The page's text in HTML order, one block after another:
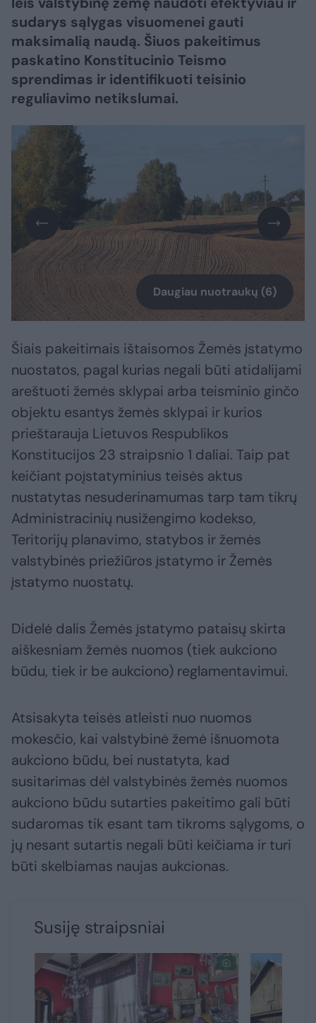
sudarys sąlygas visuomenei gauti
maksimalią naudą. Šiuos pakeitimus
paskatino Konstitucinio Teismo
sprendimas ir identifikuoti teisinio
reguliavimo netikslumai.
Daugiau nuotraukų (6)
Šiais pakeitimais ištaisomos Žemės įstatymo
nuostatos, pagal kurias negali būti atidalijami
areštuoti žemės sklypai arba teisminio ginčo
objektu esantys žemės sklypai ir kurios
prieštarauja Lietuvos Respublikos
Konstitucijos 23 straipsnio 1 daliai. Taip pat
keičiant poįstatyminius teisės aktus
nustatytas nesuderinamumas tarp tam tikrų
Administracinių nusižengimo kodekso,
Teritorijų planavimo, statybos ir žemės
valstybinės priežiūros įstatymo ir Žemės
įstatymo nuostatų.
Didelė dalis Žemės įstatymo pataisų skirta
aiškesniam žemės nuomos (tiek aukciono
būdu, tiek ir be aukciono) reglamentavimui.
Atsisakyta teisės atleisti nuo nuomos
mokesčio, kai valstybinė žemė išnuomota
aukciono būdu, bei nustatyta, kad
susitarimas dėl valstybinės žemės nuomos
aukciono būdu sutarties pakeitimo gali būti
sudaromas tik esant tam tikroms sąlygoms, o
jų nesant sutartis negali būti keičiama ir turi
būti skelbiamas naujas aukcionas.
Susiję straipsniai